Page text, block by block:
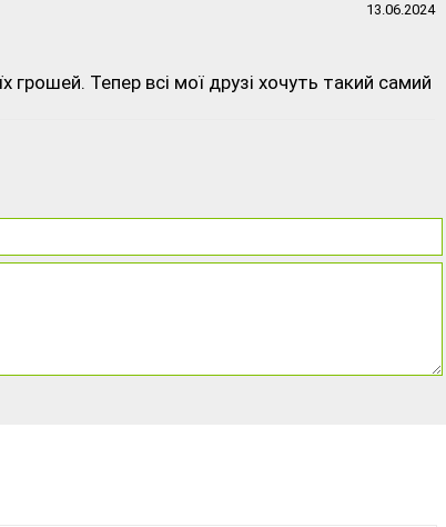
13.06.2024
грошей. Тепер всі мої друзі хочуть такий самий